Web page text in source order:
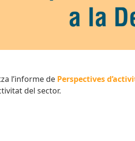
l’informe de Perspectives
del sector.